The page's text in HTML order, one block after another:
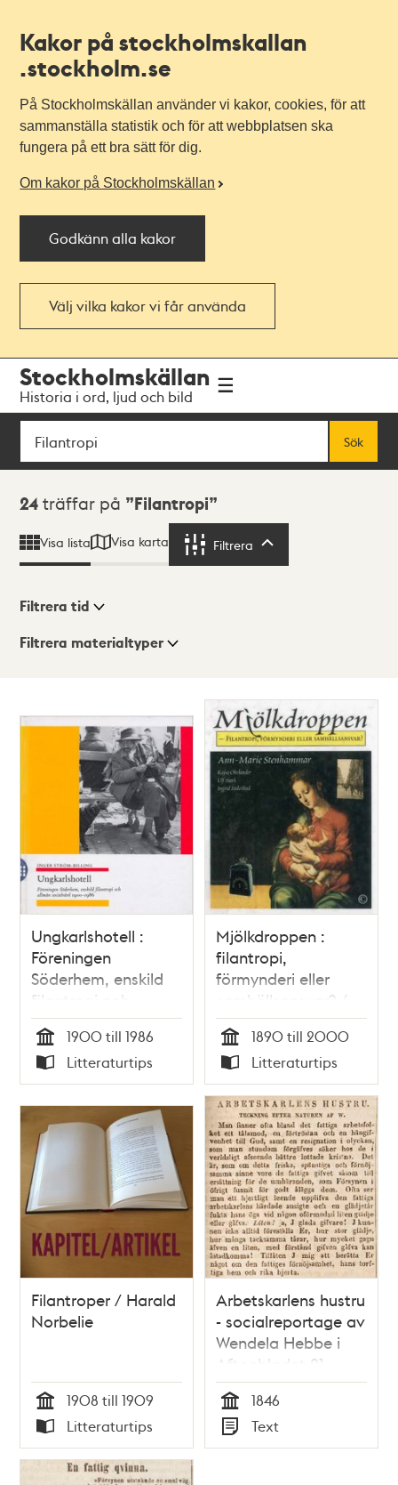
Kakor på stockholmskallan
.stockholm.se
På Stockholmskällan använder vi kakor, cookies, för att
sammanställa statistik och för att webbplatsen ska
fungera på ett bra sätt för dig.
Om kakor på Stockholmskällan
Godkänn alla kakor
Välj vilka kakor vi får använda
navigationen
huvudinnehållet
Stockholmskällan
Historia i ord, ljud och bild
Sök
Sök
Sökresultat
24 träffar på Filantropi
Visa lista Visa karta Filtrera
Visningsläge
Lista
Karta
Filtrera tid
Filtrera materialtyper
Ungkarlshotell :
Föreningen
Söderhem, enskild
filantropi och
allmän socialvård
1900-1986 / Inger
Ström-Billing
Tid
1900 till 1986
Typ
Litteraturtips
Mjölkdroppen :
filantropi,
förmynderi eller
samhällsansvar? /
Anne-Marie
Stenhammar
Tid
1890 till 2000
Typ
Litteraturtips
Filantroper / Harald
Norbelie
Tid
1908 till 1909
Typ
Litteraturtips
Arbetskarlens hustru
- socialreportage av
Wendela Hebbe i
Aftonbladet 21
januari 1846
Tid
1846
Typ
Text